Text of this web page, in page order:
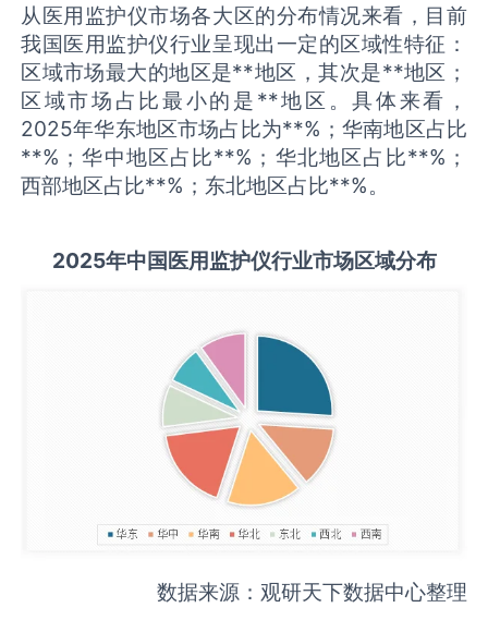
从医用监护仪市场各大区的分布情况来看，目前
我国医用监护仪行业呈现出一定的区域性特征：
区域市场最大的地区是**地区，其次是**地区；
区域市场占比最小的是**地区。具体来看，
2025年华东地区市场占比为**%；华南地区占比
**%；华中地区占比**%；华北地区占比**%；
西部地区占比**%；东北地区占比**%。
2025年中国医用监护仪行业市场区域分布
数据来源：观研天下数据中心整理